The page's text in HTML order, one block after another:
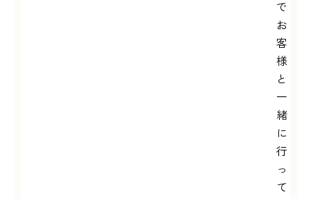
で
お
客
様
と
一
緒
に
行
っ
て